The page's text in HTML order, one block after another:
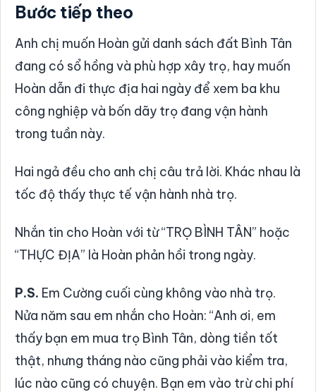
Bước tiếp theo
Anh chị muốn Hoàn gửi danh sách đất Bình Tân
đang có sổ hồng và phù hợp xây trọ, hay muốn
Hoàn dẫn đi thực địa hai ngày để xem ba khu
công nghiệp và bốn dãy trọ đang vận hành
trong tuần này.
Hai ngả đều cho anh chị câu trả lời. Khác nhau là
tốc độ thấy thực tế vận hành nhà trọ.
Nhắn tin cho Hoàn với từ “TRỌ BÌNH TÂN” hoặc
“THỰC ĐỊA” là Hoàn phản hồi trong ngày.
P.S. Em Cường cuối cùng không vào nhà trọ.
Nửa năm sau em nhắn cho Hoàn: “Anh ơi, em
thấy bạn em mua trọ Bình Tân, dòng tiền tốt
thật, nhưng tháng nào cũng phải vào kiểm tra,
lúc nào cũng có chuyện. Bạn em vào trừ chi phí